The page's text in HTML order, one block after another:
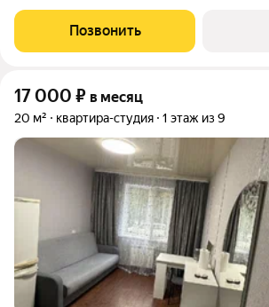
Санузел на 4 комнаты. Есть душ. До пр.
ходьбы. Звоните!
Позвонить
17 000 ₽ в месяц
20 м² квартира-студия 1 этаж из 9